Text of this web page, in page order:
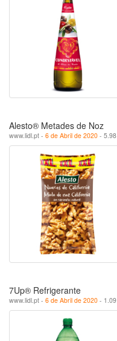
Alesto® Metades de Noz
www.lidl.pt - 6 de Abril de 2020 - 5.98
7Up® Refrigerante
www.lidl.pt - 6 de Abril de 2020 - 1.09